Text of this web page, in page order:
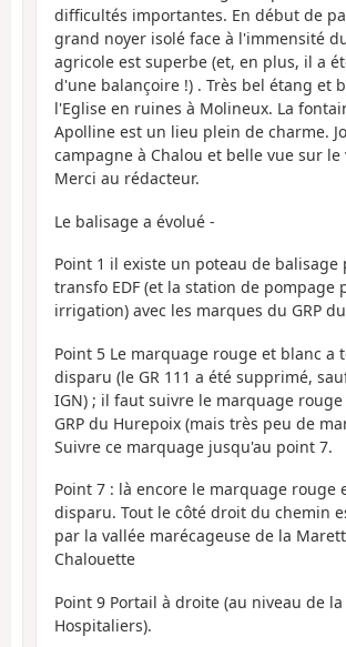
difficultés importantes. En début de
grand noyer isolé face à l'immensité
agricole est superbe (et, en plus, il a
d'une balançoire !) . Très bel étang et
l'Eglise en ruines à Molineux. La
Apolline est un lieu plein de charme.
campagne à Chalou et belle vue sur le
Merci au rédacteur.
Le balisage a évolué -
Point 1 il existe un poteau de balisage
transfo EDF (et la station de pompage
irrigation) avec les marques du GRP
Point 5 Le marquage rouge et blanc a
disparu (le GR 111 a été supprimé,
IGN) ; il faut suivre le marquage
GRP du Hurepoix (mais très peu de
Suivre ce marquage jusqu'au point 7.
Point 7 : là encore le marquage rouge
disparu. Tout le côté droit du chemin
par la vallée marécageuse de la
Chalouette
Point 9 Portail à droite (au niveau de la
Hospitaliers).